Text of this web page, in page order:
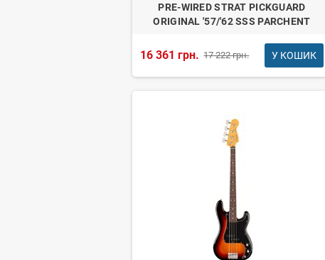
PRE-WIRED STRAT PICKGUARD
ORIGINAL '57/'62 SSS PARCHENT
16 361 грн. 17 222 грн. У КОШИК